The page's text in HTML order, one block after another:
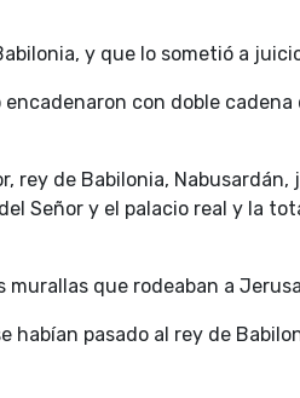
y que lo sometió a
con doble cadena
rey de Babilonia, Nabusardán,
Señor y el palacio real y la
que rodeaban a
habían pasado al rey de